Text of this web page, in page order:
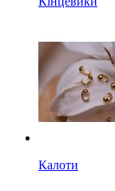
Калоти